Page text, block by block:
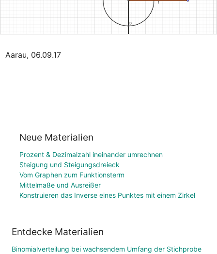
Aarau, 06.09.17
Neue Materialien
Prozent & Dezimalzahl ineinander umrechnen
Steigung und Steigungsdreieck
Vom Graphen zum Funktionsterm
Mittelmaße und Ausreißer
Konstruieren das Inverse eines Punktes mit einem Zirkel
Entdecke Materialien
Binomialverteilung bei wachsendem Umfang der Stichprobe